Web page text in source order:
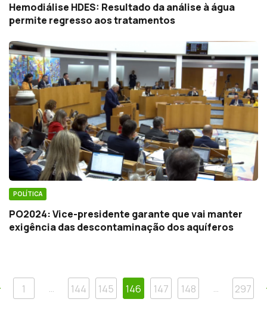
Hemodiálise HDES: Resultado da análise à água
permite regresso aos tratamentos
POLÍTICA
PO2024: Vice-presidente garante que vai manter
exigência das descontaminação dos aquíferos
Anterior
1 … 144 145 146 147 148 … 297